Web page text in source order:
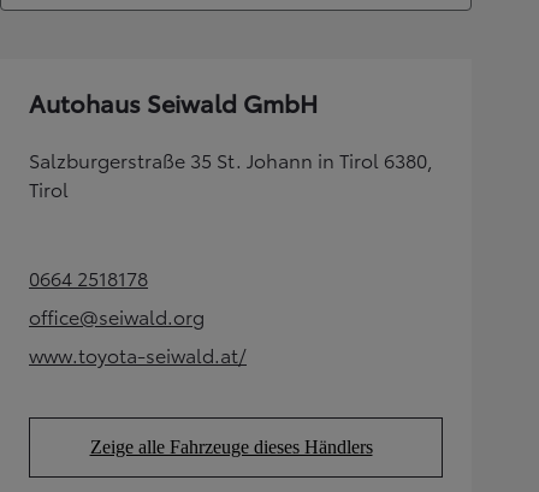
Autohaus Seiwald GmbH
Salzburgerstraße 35 St. Johann in Tirol 6380,
Tirol
0664 2518178(Opens in new tab)
office@seiwald.org
(Opens in new tab)
www.toyota-seiwald.at/
(Opens in new tab)
Zeige alle Fahrzeuge dieses Händlers
(Opens in new tab)